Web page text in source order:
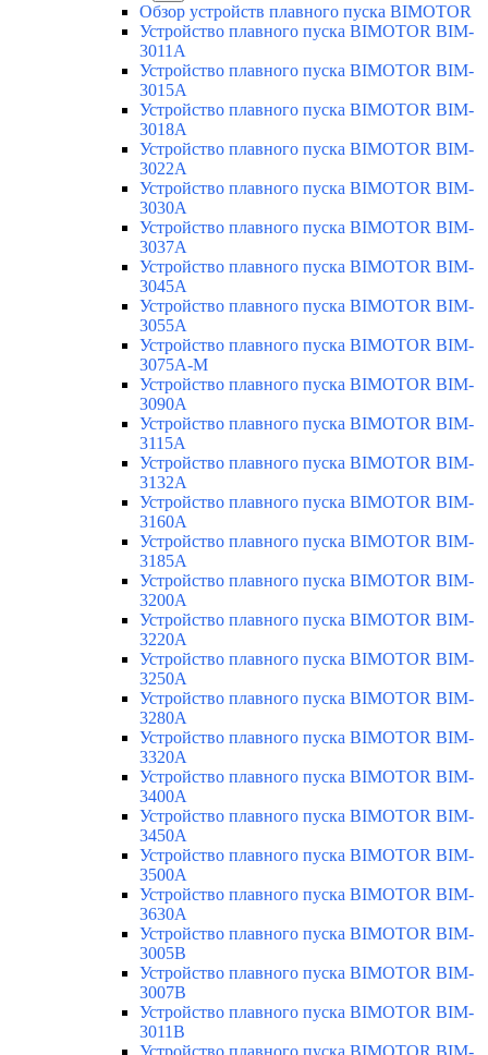
Обзор устройств плавного пуска BIMOTOR
Устройство плавного пуска BIMOTOR BIM-
3011A
Устройство плавного пуска BIMOTOR BIM-
3015A
Устройство плавного пуска BIMOTOR BIM-
3018A
Устройство плавного пуска BIMOTOR BIM-
3022A
Устройство плавного пуска BIMOTOR BIM-
3030A
Устройство плавного пуска BIMOTOR BIM-
3037A
Устройство плавного пуска BIMOTOR BIM-
3045A
Устройство плавного пуска BIMOTOR BIM-
3055A
Устройство плавного пуска BIMOTOR BIM-
3075A-M
Устройство плавного пуска BIMOTOR BIM-
3090A
Устройство плавного пуска BIMOTOR BIM-
3115A
Устройство плавного пуска BIMOTOR BIM-
3132A
Устройство плавного пуска BIMOTOR BIM-
3160A
Устройство плавного пуска BIMOTOR BIM-
3185A
Устройство плавного пуска BIMOTOR BIM-
3200A
Устройство плавного пуска BIMOTOR BIM-
3220A
Устройство плавного пуска BIMOTOR BIM-
3250A
Устройство плавного пуска BIMOTOR BIM-
3280A
Устройство плавного пуска BIMOTOR BIM-
3320A
Устройство плавного пуска BIMOTOR BIM-
3400A
Устройство плавного пуска BIMOTOR BIM-
3450A
Устройство плавного пуска BIMOTOR BIM-
3500A
Устройство плавного пуска BIMOTOR BIM-
3630A
Устройство плавного пуска BIMOTOR BIM-
3005B
Устройство плавного пуска BIMOTOR BIM-
3007B
Устройство плавного пуска BIMOTOR BIM-
3011B
Устройство плавного пуска BIMOTOR BIM-